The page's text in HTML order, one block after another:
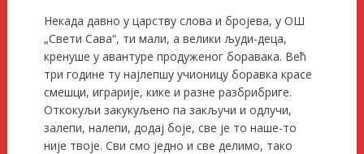
Некада давно у царству слова и бројева, у ОШ
„Свети Сава“, ти мали, а велики људи-деца,
кренуше у авантуре продуженог боравака. Већ
три године ту најлепшу учионицу боравка красе
смешци, играрије, кике и разне разбрибриге.
Откокуљи закукуљено па закључи и одлучи,
залепи, налепи, додај боје, све је то наше-то
није твоје. Сви смо једно и све делимо, тако